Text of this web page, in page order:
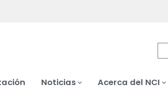
Noticias Acerca del NCI